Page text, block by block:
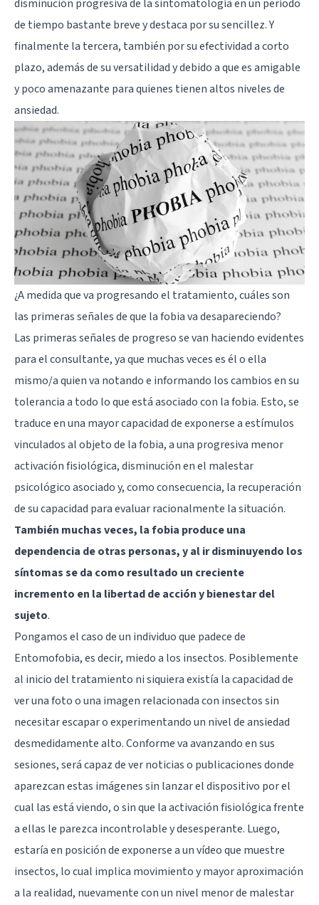
disminución progresiva de la sintomatología en un período
de tiempo bastante breve y destaca por su sencillez. Y
finalmente la tercera, también por su efectividad a corto
plazo, además de su versatilidad y debido a que es amigable
y poco amenazante para quienes tienen altos niveles de
ansiedad.
¿A medida que va progresando el tratamiento, cuáles son
las primeras señales de que la fobia va desapareciendo?
Las primeras señales de progreso se van haciendo evidentes
para el consultante, ya que muchas veces es él o ella
mismo/a quien va notando e informando los cambios en su
tolerancia a todo lo que está asociado con la fobia. Esto, se
traduce en una mayor capacidad de exponerse a estímulos
vinculados al objeto de la fobia, a una progresiva menor
activación fisiológica, disminución en el malestar
psicológico asociado y, como consecuencia, la recuperación
de su capacidad para evaluar racionalmente la situación.
También muchas veces, la fobia produce una
dependencia de otras personas, y al ir disminuyendo los
síntomas se da como resultado un creciente
incremento en la libertad de acción y bienestar del
sujeto.
Pongamos el caso de un individuo que padece de
Entomofobia, es decir, miedo a los insectos. Posiblemente
al inicio del tratamiento ni siquiera existía la capacidad de
ver una foto o una imagen relacionada con insectos sin
necesitar escapar o experimentando un nivel de ansiedad
desmedidamente alto. Conforme va avanzando en sus
sesiones, será capaz de ver noticias o publicaciones donde
aparezcan estas imágenes sin lanzar el dispositivo por el
cual las está viendo, o sin que la activación fisiológica frente
a ellas le parezca incontrolable y desesperante. Luego,
estaría en posición de exponerse a un vídeo que muestre
insectos, lo cual implica movimiento y mayor aproximación
a la realidad, nuevamente con un nivel menor de malestar